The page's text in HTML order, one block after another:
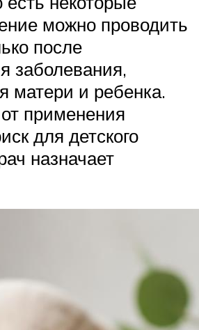
можно проводить
после
заболевания,
матери и ребенка.
применения
для детского
назначает